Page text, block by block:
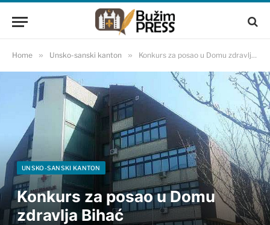
Home » Unsko-sanski kanton » Konkurs za posao u Domu zdravlja Bihać
UNSKO-SANSKI KANTON
Konkurs za posao u Domu
zdravlja Bihać